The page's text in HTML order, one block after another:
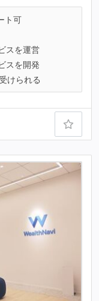
ト可
スを運営
スを開発
けられる